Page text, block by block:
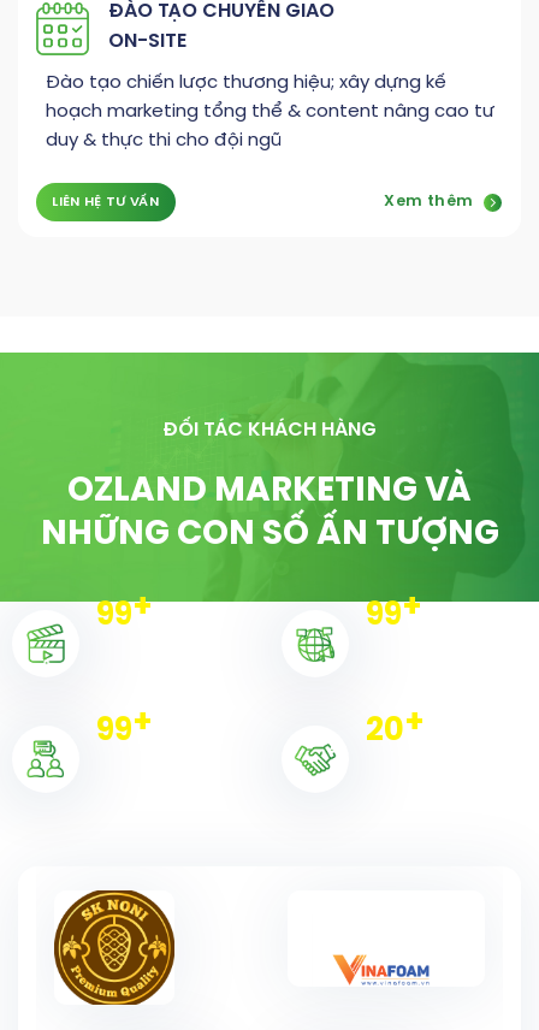
ĐÀO TẠO CHUYỂN GIAO
ON-SITE
Đào tạo chiến lược thương hiệu; xây dựng kế
hoạch marketing tổng thể & content nâng cao tư
duy & thực thi cho đội ngũ
LIÊN HỆ TƯ VẤN Xem thêm
ĐỐI TÁC KHÁCH HÀNG
OZLAND MARKETING VÀ
NHỮNG CON SỐ ẤN TƯỢNG
100+ 100+
100+ 20+